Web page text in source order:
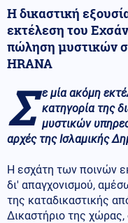
Η δικαστική
εκτέλεση του
πώληση μυστικών
HRANA
Σ ε μία ακόμη
κατηγορία της
μυστικών
αρχές της Ισλαμικής
Η εσχάτη των ποινών
δι' απαγχονισμού,
της καταδικαστικής
Δικαστήριο της